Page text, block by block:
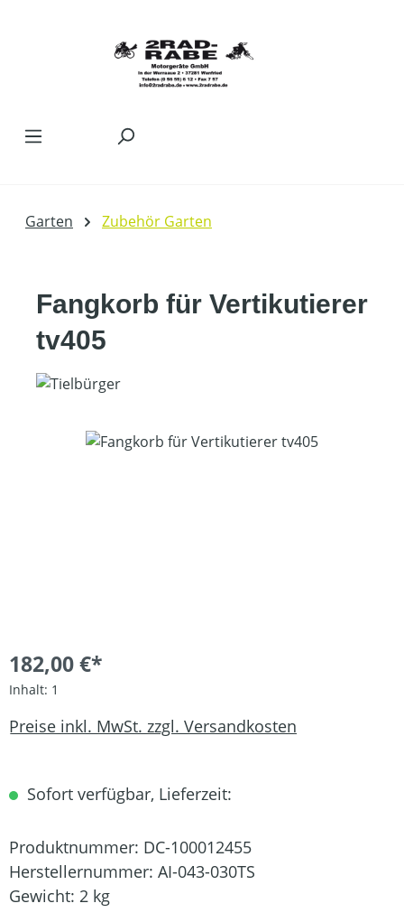
Garten Zubehör Garten
Fangkorb für Vertikutierer
tv405
Bildergalerie überspringen
182,00 €*
Inhalt: 1
Preise inkl. MwSt. zzgl. Versandkosten
Sofort verfügbar, Lieferzeit:
Produktnummer: DC-100012455
Herstellernummer: AI-043-030TS
Gewicht: 2 kg